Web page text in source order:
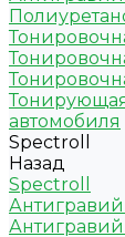
автомобиля
Spectroll
Назад
Spectroll